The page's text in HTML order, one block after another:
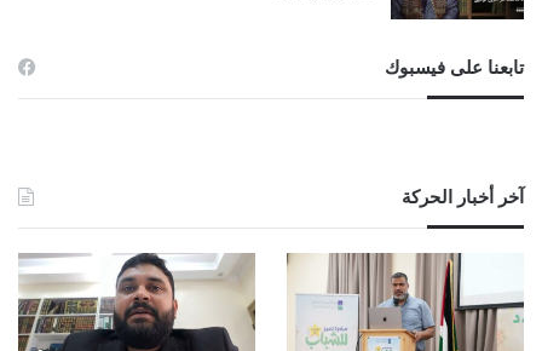
تابعنا على فيسبوك
آخر أخبار الحركة